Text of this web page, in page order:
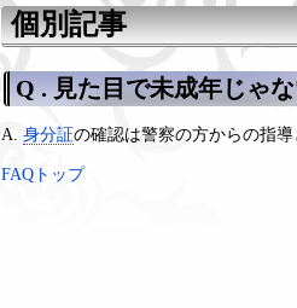
個別記事
Q . 見た目で未成年じゃ
A. 身分証の確認は警察の方からの指
FAQトップ